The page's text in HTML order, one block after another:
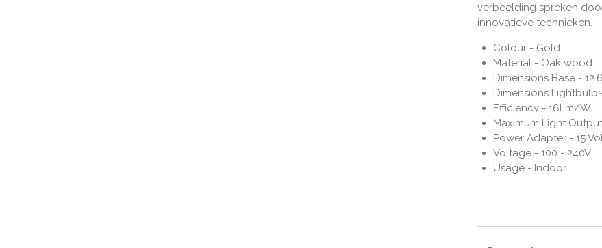
verbeelding spreken
innovatieve technieken.
Colour - Gold
Material - Oak wood
Dimensions Base -
Dimensions Lightbulb
Efficiency - 16Lm/W
Maximum Light
Power Adapter - 15
Voltage - 100 - 240V
Usage - Indoor